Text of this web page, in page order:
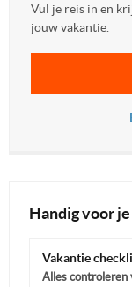
Vul je reis in en
jouw vakantie.
Handig voor
Vakantie
Alles